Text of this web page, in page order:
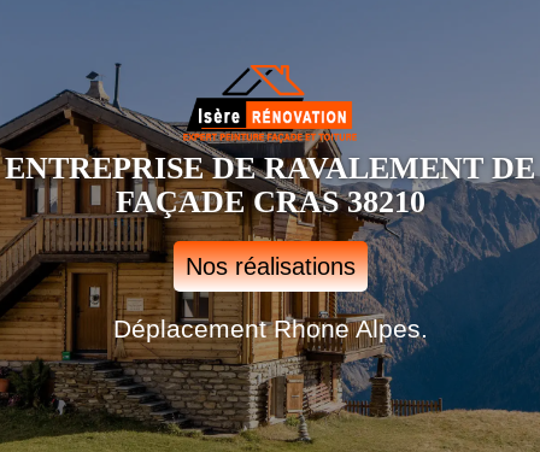
ENTREPRISE DE RAVALEMENT DE
FAÇADE CRAS 38210
Nos réalisations
Déplacement Rhone Alpes.